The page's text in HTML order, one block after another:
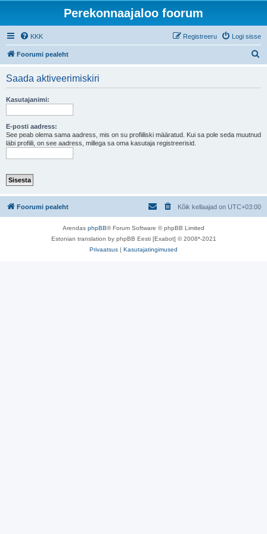
Perekonnaajaloo foorum
KKK Logi sisse
Registreeru
Foorumi pealeht
Saada aktiveerimiskiri
Kasutajanimi:
E-posti aadress:
See peab olema sama aadress, mis on su profiiliski määratud. Kui sa pole seda muutnud
läbi profiili, on see aadress, millega sa oma kasutaja registreerisid.
Foorumi pealeht Kõik kellaajad on UTC+03:00
Arendas phpBB® Forum Software © phpBB Limited
Estonian translation by phpBB Eesti [Exabot] © 2008*-2021
Privaatsus | Kasutajatingimused